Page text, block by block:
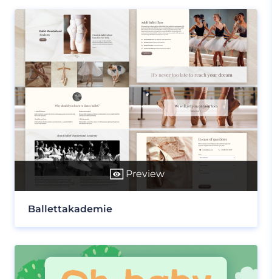
Preview
Ballettakademie